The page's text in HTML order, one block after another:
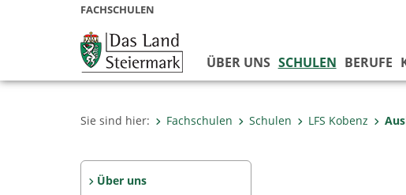
FACHSCHULEN
ÜBER UNS SCHULEN BERUFE
Sie sind hier: Fachschulen Schulen LFS Kobenz
Über uns